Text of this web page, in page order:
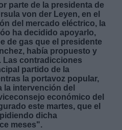
parte de la presidenta de
von der Leyen, en el
del mercado eléctrico, la
ha decidido apoyarlo,
de gas que el presidente
había propuesto y
Las contradicciones
partido de la
la portavoz popular,
la intervención del
económico del
este martes, que el
dicha
meses".